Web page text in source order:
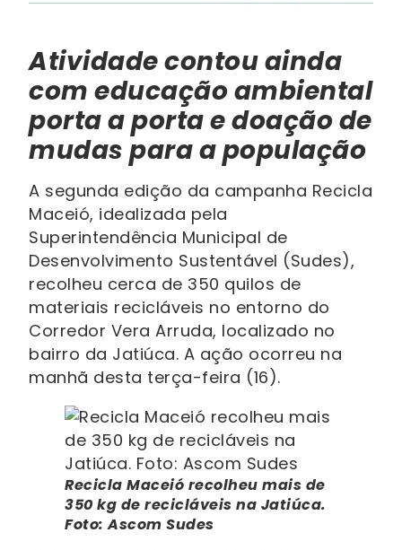
Atividade contou ainda
com educação ambiental
porta a porta e doação de
mudas para a população
A segunda edição da campanha Recicla
Maceió, idealizada pela
Superintendência Municipal de
Desenvolvimento Sustentável (Sudes),
recolheu cerca de 350 quilos de
materiais recicláveis no entorno do
Corredor Vera Arruda, localizado no
bairro da Jatiúca. A ação ocorreu na
manhã desta terça-feira (16).
Recicla Maceió recolheu mais de
350 kg de recicláveis na Jatiúca.
Foto: Ascom Sudes